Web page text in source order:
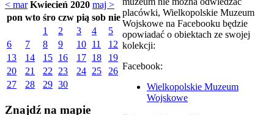
< mar Kwiecień 2020 maj >
pon wto śro czw pią sob nie
1
2 3 4
5
6
7 8 9 10 11
12
13
14 15 16 17 18
19
20
21 22 23 24 25
26
27
28 29 30
Znajdź na mapie
placówki, Wielkopolskie Muzeum
Wojskowe na Facebooku będzie
opowiadać o obiektach ze swojej
kolekcji:
Facebook:
Wielkopolskie Muzeum
Wojskowe